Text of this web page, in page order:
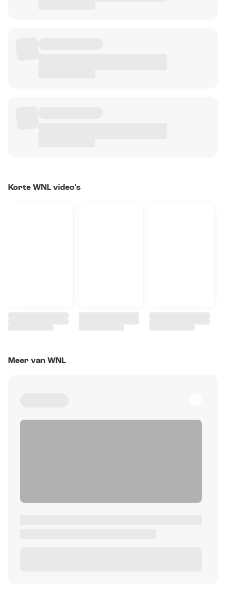
Korte WNL video's
Meer van WNL